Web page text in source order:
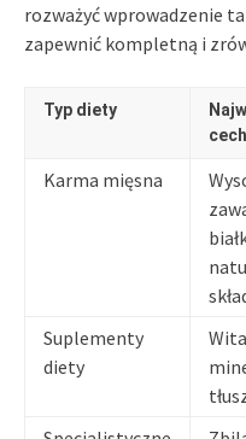
rozważyć wprowadzenie
zapewnić kompletną i
Typ diety
Karma mięsna
Suplementy
diety